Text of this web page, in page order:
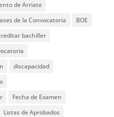
de Arriate
de la Convocatoria
BOE
bachiller
discapacidad
Fecha de Examen
Listas de Aprobados